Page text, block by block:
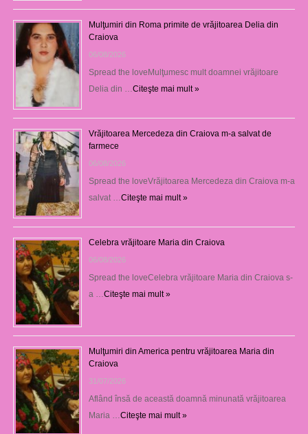
Mulţumiri din Roma primite de vrăjitoarea Delia din
Craiova
06/08/2026
Spread the loveMulţumesc mult doamnei vrăjitoare
Delia din …Citeşte mai mult »
Vrăjitoarea Mercedeza din Craiova m-a salvat de
farmece
06/08/2026
Spread the loveVrăjitoarea Mercedeza din Craiova m-a
salvat …Citeşte mai mult »
Celebra vrăjitoare Maria din Craiova
06/08/2026
Spread the loveCelebra vrăjitoare Maria din Craiova s-
a …Citeşte mai mult »
Mulţumiri din America pentru vrăjitoarea Maria din
Craiova
31/07/2026
Aflând însă de această doamnă minunată vrăjitoarea
Maria …Citeşte mai mult »